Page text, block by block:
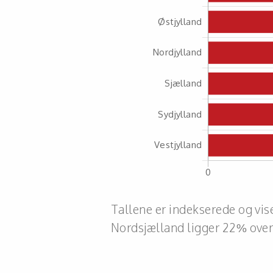
Tallene er indekserede og
Nordsjælland ligger 22%